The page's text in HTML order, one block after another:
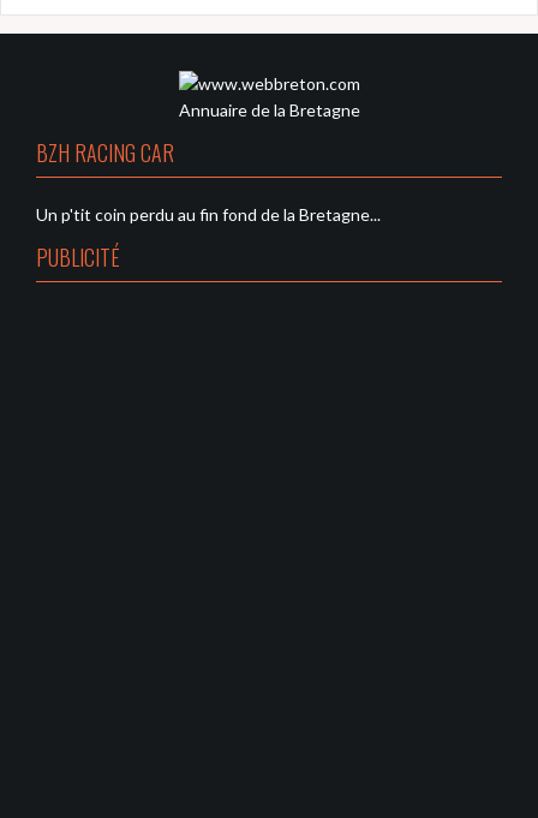
Annuaire de la Bretagne
BZH RACING CAR
Un p'tit coin perdu au fin fond de la Bretagne...
PUBLICITÉ